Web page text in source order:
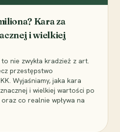
Kara za
i wielkiej
nie zwykła kradzież z art.
przestępstwo
Wyjaśniamy, jaka kara
i wielkiej wartości po
co realnie wpływa na